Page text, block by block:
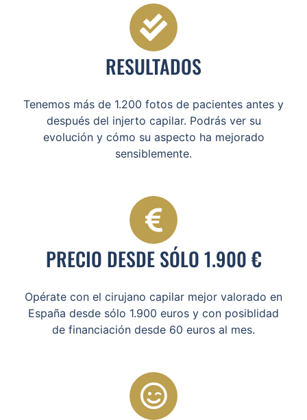
RESULTADOS
Tenemos más de 1.200 fotos de pacientes antes y
después del injerto capilar. Podrás ver su
evolución y cómo su aspecto ha mejorado
sensiblemente.
PRECIO DESDE SÓLO 1.900 €
Opérate con el cirujano capilar mejor valorado en
España desde sólo 1.900 euros y con posiblidad
de financiación desde 60 euros al mes.